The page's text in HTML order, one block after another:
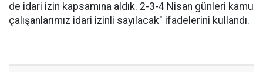
de idari izin kapsamına aldık. 2-3-4 Nisan günleri kamu
çalışanlarımız idari izinli sayılacak" ifadelerini kullandı.